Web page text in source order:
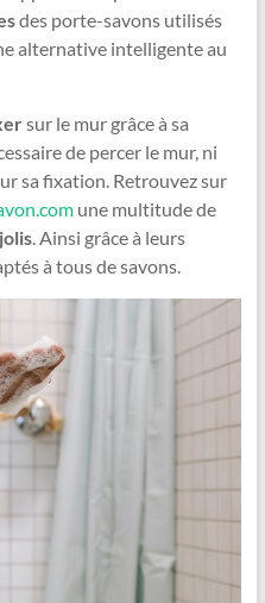
des porte-savons utilisés
alternative intelligente au
sur le mur grâce à sa
de percer le mur, ni
sa fixation. Retrouvez sur
une multitude de
. Ainsi grâce à leurs
à tous de savons.